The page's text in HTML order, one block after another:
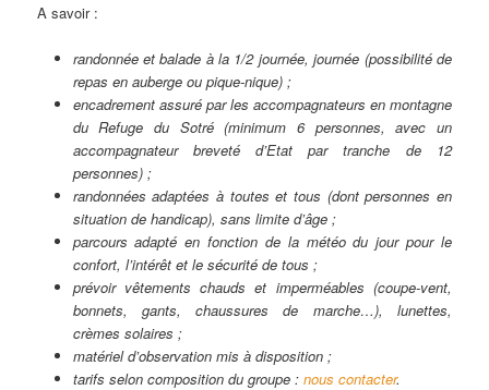
A savoir :
randonnée et balade à la 1/2 journée, journée (possibilité de
repas en auberge ou pique-nique) ;
encadrement assuré par les accompagnateurs en montagne
du Refuge du Sotré (minimum 6 personnes, avec un
accompagnateur breveté d’Etat par tranche de 12
personnes) ;
randonnées adaptées à toutes et tous (dont personnes en
situation de handicap), sans limite d’âge ;
parcours adapté en fonction de la météo du jour pour le
confort, l’intérêt et le sécurité de tous ;
prévoir vêtements chauds et imperméables (coupe-vent,
bonnets, gants, chaussures de marche…), lunettes,
crèmes solaires ;
matériel d’observation mis à disposition ;
tarifs selon composition du groupe : nous contacter.